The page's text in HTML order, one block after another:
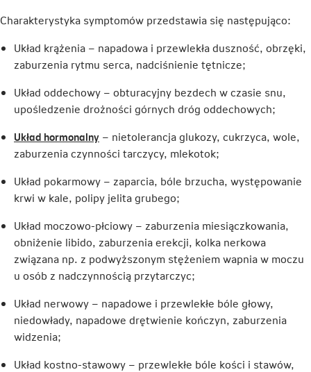
Charakterystyka symptomów przedstawia się następująco:
Układ krążenia – napadowa i przewlekła duszność, obrzęki,
zaburzenia rytmu serca, nadciśnienie tętnicze;
Układ oddechowy – obturacyjny bezdech w czasie snu,
upośledzenie drożności górnych dróg oddechowych;
Układ hormonalnyLink
otwiera
w
nowej
karcie
– nietolerancja glukozy, cukrzyca, wole,
zaburzenia czynności tarczycy, mlekotok;
Układ pokarmowy – zaparcia, bóle brzucha, występowanie
krwi w kale, polipy jelita grubego;
Układ moczowo-płciowy – zaburzenia miesiączkowania,
obniżenie libido, zaburzenia erekcji, kolka nerkowa
związana np. z podwyższonym stężeniem wapnia w moczu
u osób z nadczynnością przytarczyc;
Układ nerwowy – napadowe i przewlekłe bóle głowy,
niedowłady, napadowe drętwienie kończyn, zaburzenia
widzenia;
Układ kostno-stawowy – przewlekłe bóle kości i stawów,